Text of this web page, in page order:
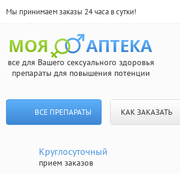
Мы принимаем заказы 24 часа в сутки!
все для Вашего сексуального здоровья
препараты для повышения потенции
ВСЕ ПРЕПАРАТЫ КАК ЗАКАЗАТЬ
Круглосуточный
прием заказов